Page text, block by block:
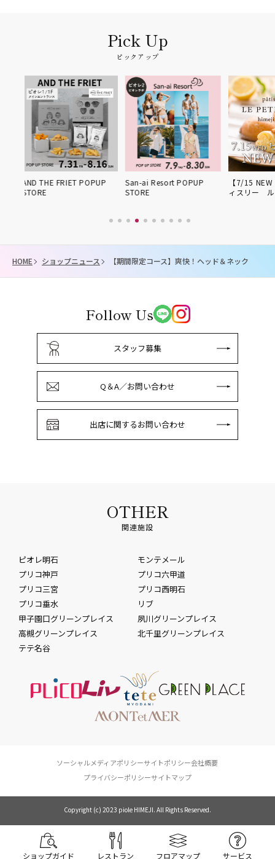
ピックアップ
San-ai Resort POPUP
STORE
【7/15 NEW OPEN】パテ
ィスリー ル・プ…
期間限定
HOME ショップニュース 【期間限定コース】爽快！ヘッド＆ネック
ショップガイド レストラン フロアマップ サービス
Follow Us
スタッフ募集
Q＆A／お問い合わせ
出店に関するお問い合わせ
OTHER
関連施設
ピオレ明石
モンテメール
プリコ神戸
プリコ六甲道
プリコ三宮
プリコ西明石
プリコ垂水
リブ
甲子園口グリーンプレイス
夙川グリーンプレイス
高槻グリーンプレイス
北千里グリーンプレイス
テテ名谷
ソーシャルメディアポリシーサイトポリシー会社概要
プライバシーポリシーサイトマップ
Copyright (c) 2023 piole HIMEJI. All Rights Reserved.